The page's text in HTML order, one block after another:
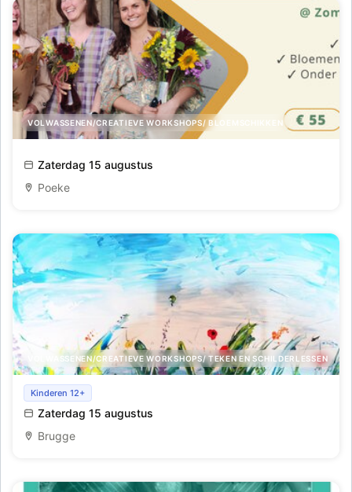
VOLWASSENEN/CREATIEVE WORKSHOPS/ BLOEMSCHIKKEN
Workshop Veldboeket
Zaterdag 15 augustus
Poeke
VOLWASSENEN/CREATIEVE WORKSHOPS/ TEKEN EN SCHILDERLESSEN
Abstract schilderen met paletmes
Kinderen 12+
Zaterdag 15 augustus
Brugge